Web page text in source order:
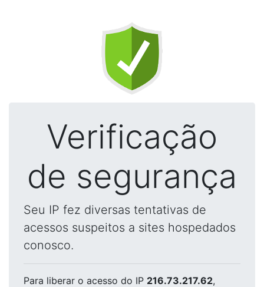
Verificação
de segurança
Seu IP fez diversas tentativas de
acessos suspeitos a sites hospedados
conosco.
Para liberar o acesso do IP 216.73.217.62,